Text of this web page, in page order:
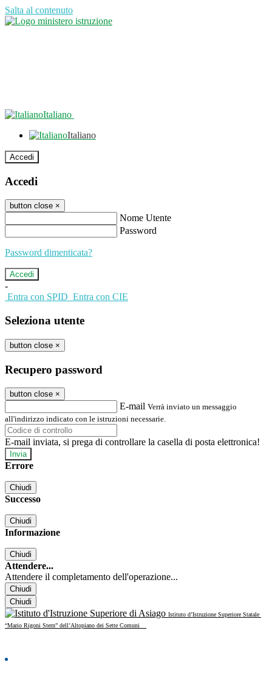
Salta al contenuto
Italiano
Italiano
Accedi
Accedi
button close ×
Nome Utente
Password
Password dimenticata?
-
Entra con SPID Entra con CIE
Seleziona utente
button close ×
Recupero password
button close ×
E-mail Verrà inviato un messaggio
all'indirizzo indicato con le istruzioni necessarie.
E-mail inviata, si prega di controllare la casella di posta elettronica!
Errore
Chiudi
Successo
Chiudi
Informazione
Chiudi
Attendere...
Attendere il completamento dell'operazione...
Chiudi
Chiudi
Istituto d’Istruzione Superiore Statale
“Mario Rigoni Stern” dell’Altopiano dei Sette Comuni